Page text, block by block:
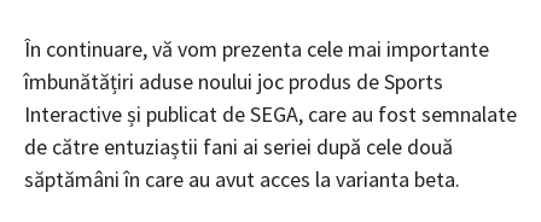
În continuare, vă vom prezenta cele mai importante
îmbunătățiri aduse noului joc produs de Sports
Interactive și publicat de SEGA, care au fost semnalate
de către entuziaștii fani ai seriei după cele două
săptămâni în care au avut acces la varianta beta.